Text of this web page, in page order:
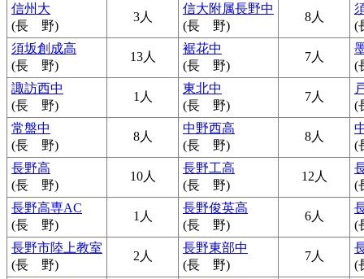
信州大
(長 野)
3人
信大附属長野中
(長 野)
8人
(
須坂創成高
(長 野)
13人
裾花中
(長 野)
7人
(
諏訪西中
(長 野)
1人
東北中
(長 野)
7人
(
常盤中
(長 野)
8人
中野西高
(長 野)
8人
(
長野高
(長 野)
10人
長野工高
(長 野)
12人
(
長野高専AC
(長 野)
1人
長野俊英高
(長 野)
6人
(
長野市陸上教室
(長 野)
2人
長野東部中
(長 野)
7人
(